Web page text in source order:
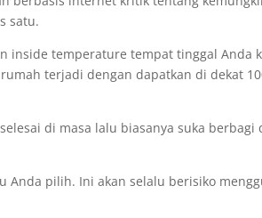
satu.
inside temperature tempat tinggal Anda
terjadi dengan dapatkan di dekat
di masa lalu biasanya suka berbagi
Anda pilih. Ini akan selalu berisiko